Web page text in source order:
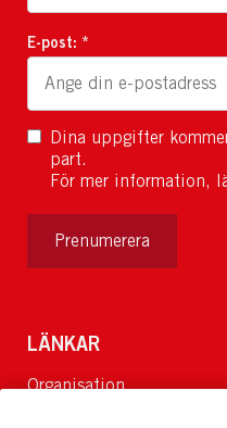
E-post: *
Dina uppgifter
part.
För mer information,
Prenumerera
LÄNKAR
Organisation